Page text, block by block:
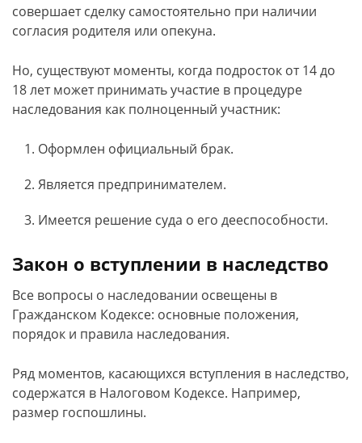
совершает сделку самостоятельно при наличии
согласия родителя или опекуна.
Но, существуют моменты, когда подросток от 14 до
18 лет может принимать участие в процедуре
наследования как полноценный участник:
Оформлен официальный брак.
Является предпринимателем.
Имеется решение суда о его дееспособности.
Закон о вступлении в наследство
Все вопросы о наследовании освещены в
Гражданском Кодексе: основные положения,
порядок и правила наследования.
Ряд моментов, касающихся вступления в наследство,
содержатся в Налоговом Кодексе. Например,
размер госпошлины.